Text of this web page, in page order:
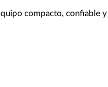
compacto, confiable y